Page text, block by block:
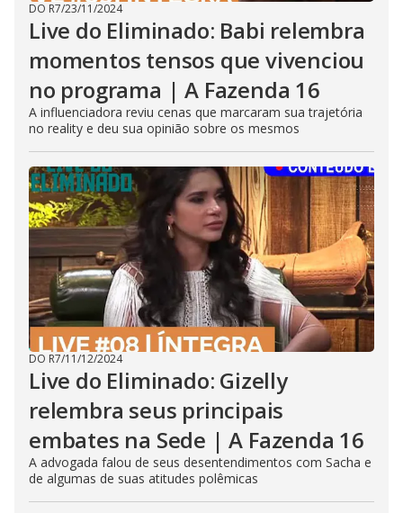
DO R7/23/11/2024
Live do Eliminado: Babi relembra
momentos tensos que vivenciou
no programa | A Fazenda 16
A influenciadora reviu cenas que marcaram sua trajetória
no reality e deu sua opinião sobre os mesmos
DO R7/11/12/2024
Live do Eliminado: Gizelly
relembra seus principais
embates na Sede | A Fazenda 16
A advogada falou de seus desentendimentos com Sacha e
de algumas de suas atitudes polêmicas